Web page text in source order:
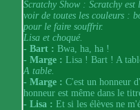
Scratchy Show : Scratchy
voir de toutes les couleurs :
pour le faire souffrir.
Lisa et choqué.
- Bart : Bwa, ha, ha !
- Marge : Lisa ! Bart ! A
A table.
- Marge : C'est un honneur
honneur est même dans le
- Lisa : Et si les élèves ne